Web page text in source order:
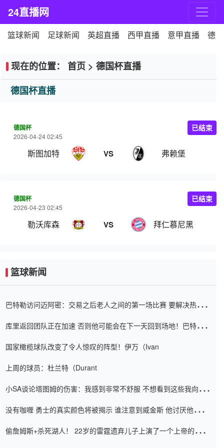
24直播网
篮球新闻 足球新闻 英超直播 西甲直播 意甲直播 德
现在的位置： 首页 > 德国杯直播
德国杯直播
德国杯
2026-04-24 02:45
斯图加特 VS 弗赖堡
已结束
德国杯
2026-04-23 02:45
勒沃库森 VS 拜仁慕尼黑
已结束
篮球新闻
巴特勒访问迈阿密：交易之后老人之间的第一场比赛 要解决热情的
库里返回团队正在加速 否则他可能会在下一天回到场地！巴特勒迈
国家橄榄球队改变了令人惊叹的阵型！伊万（Ivan
上周的球员：杜兰特（Durant
小SA谈论塔图姆的伤害：我感到非常不舒服 不想看到这些我向他
没有咖喱 勇士的真实颜色将被揭示 谁注意到威金斯 他讨厌他的老
偷詹姆斯+杀死湖人！ 22岁的雷霆遗弃儿子上演了一个上帝的剧